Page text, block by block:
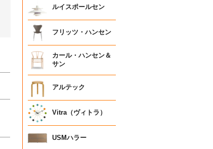
ルイスポールセン
フリッツ・ハンセン
カール・ハンセン＆
サン
アルテック
Vitra（ヴィトラ）
USMハラー